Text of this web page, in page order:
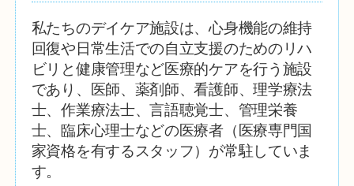
私たちのデイケア施設は、心身機能の維持
回復や日常生活での自立支援のためのリハ
ビリと健康管理など医療的ケアを行う施設
であり、医師、薬剤師、看護師、理学療法
士、作業療法士、言語聴覚士、管理栄養
士、臨床心理士などの医療者（医療専門国
家資格を有するスタッフ）が常駐していま
す。